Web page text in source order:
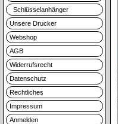
Schlüsselanhänger
Unsere Drucker
Webshop
AGB
Widerrufsrecht
Datenschutz
Rechtliches
Impressum
Anmelden